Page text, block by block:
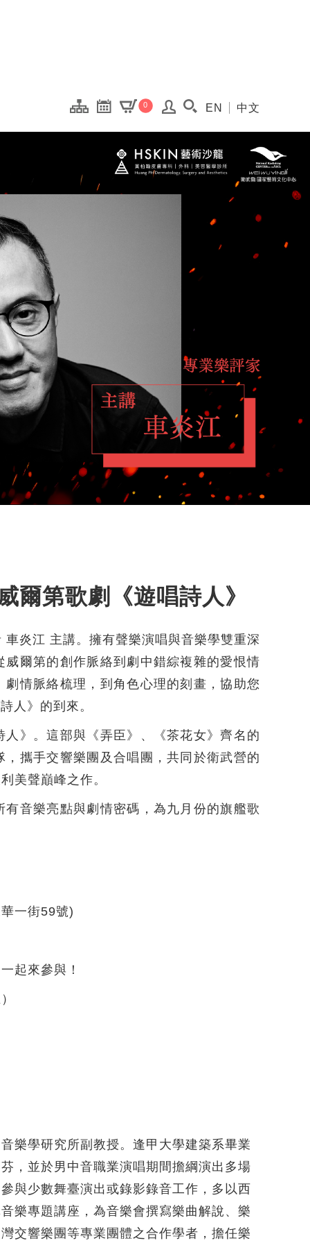
0 搜尋(開啟搜尋視窗)
EN 中文
爾第歌劇《遊唱詩人》
炎江 主講。擁有聲樂演唱與音樂學雙重深
爾第的創作脈絡到劇中錯綜複雜的愛恨情
情脈絡梳理，到角色心理的刻畫，協助您
人》的到來。
》。這部與《弄臣》、《茶花女》齊名的
攜手交響樂團及合唱團，共同於衛武營的
美聲巔峰之作。
音樂亮點與劇情密碼，為九月份的旗艦歌
一街59號)
起來參與！
樂學研究所副教授。逢甲大學建築系畢業
，並於男中音職業演唱期間擔綱演出多場
與少數舞臺演出或錄影錄音工作，多以西
樂專題講座，為音樂會撰寫樂曲解說、樂
交響樂團等專業團體之合作學者，擔任樂